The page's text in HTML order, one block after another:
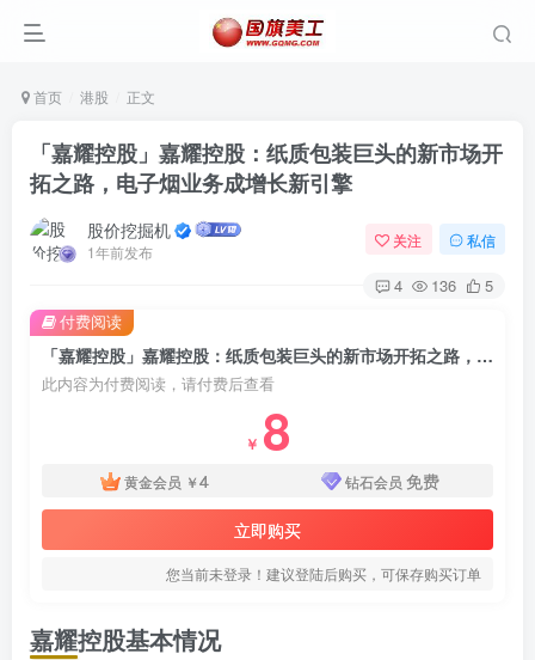
首页 港股 正文
「嘉耀控股」嘉耀控股：纸质包装巨头的新市场开
拓之路，电子烟业务成增长新引擎
股价挖掘机
1年前发布
关注 私信
4 136 5
「嘉耀控股」嘉耀控股：纸质包装巨头的新市场开拓之路，电子烟业务成增长新引擎
此内容为付费阅读，请付费后查看
￥ 8
黄金会员 ￥4 钻石会员 免费
立即购买
您当前未登录！建议登陆后购买，可保存购买订单
付费阅读
嘉耀控股基本情况